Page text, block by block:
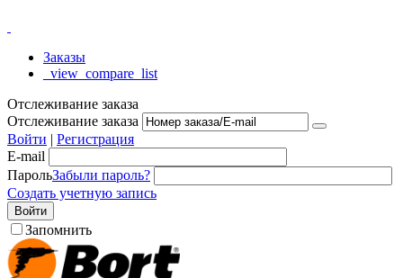
Заказы
_view_compare_list
Отслеживание заказа
Отслеживание заказа
Войти | Регистрация
E-mail
ПарольЗабыли пароль?
Создать учетную запись
Войти
Запомнить